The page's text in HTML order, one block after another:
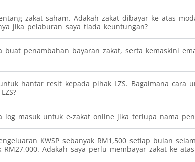
zakat saham. Adakah zakat dibayar ke atas
jika pelaburan saya tiada keuntungan?
buat penambahan bayaran zakat, serta kemaskini
hantar resit kepada pihak LZS. Bagaimana cara
log masuk untuk e-zakat online jika terlupa nama
KWSP sebanyak RM1,500 setiap bulan
RM27,000. Adakah saya perlu membayar zakat ke